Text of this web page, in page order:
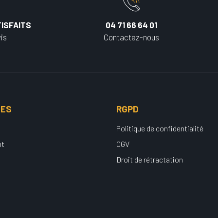
04 71 66 64 01
Contactez-nous
RGPD
Politique de confidentialité
CGV
Droit de rétractation